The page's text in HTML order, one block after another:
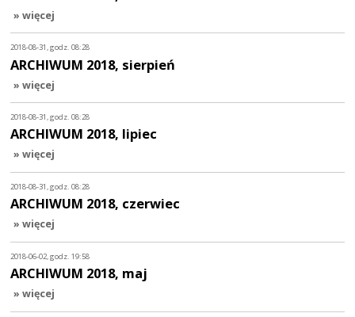
» więcej
2018-08-31, godz. 08:28
ARCHIWUM 2018, sierpień
» więcej
2018-08-31, godz. 08:28
ARCHIWUM 2018, lipiec
» więcej
2018-08-31, godz. 08:28
ARCHIWUM 2018, czerwiec
» więcej
2018-06-02, godz. 19:58
ARCHIWUM 2018, maj
» więcej